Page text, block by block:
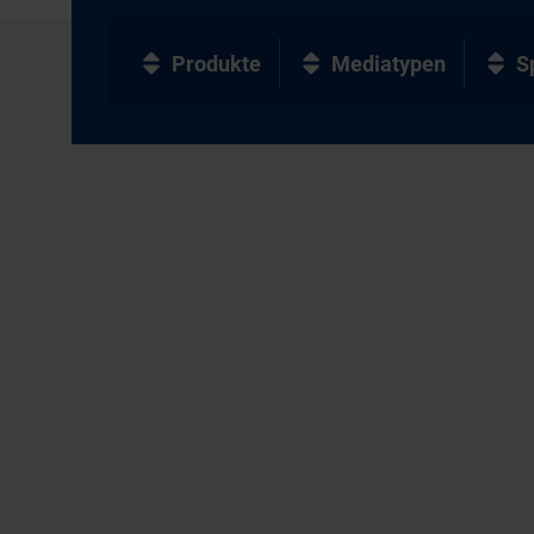
Produkte Mediatypen